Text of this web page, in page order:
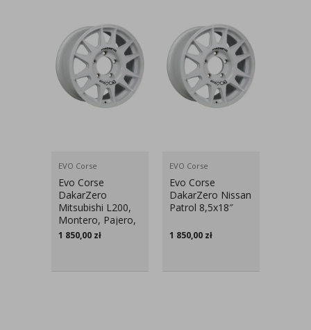
EVO Corse
Evo Corse
DakarZero
Mitsubishi L200,
Montero, Pajero,
Fiat FullBack
1 850,00 zł
EVO Corse
Evo Corse
DakarZero Nissan
Patrol 8,5x18″
1 850,00 zł